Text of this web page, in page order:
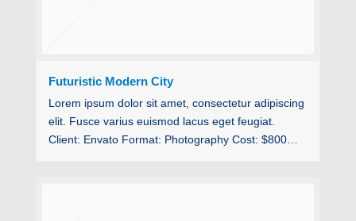
Futuristic Modern City
Lorem ipsum dolor sit amet, consectetur adipiscing
elit. Fusce varius euismod lacus eget feugiat.
Client: Envato Format: Photography Cost: $800…